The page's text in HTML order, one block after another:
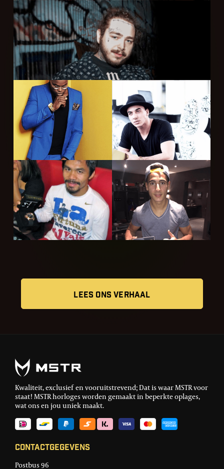
LEES ONS VERHAAL
Kwaliteit, exclusief en vooruitstrevend; Dat is waar MSTR voor
staat! MSTR horloges worden gemaakt in beperkte oplages,
wat ons en jou uniek maakt.
Contactgegevens
Postbus 96